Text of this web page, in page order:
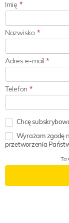
Imię *
Nazwisko *
Adres e-mail*
Telefon *
Chcę
Wyrażam zgodę
przetworzenia
Ta